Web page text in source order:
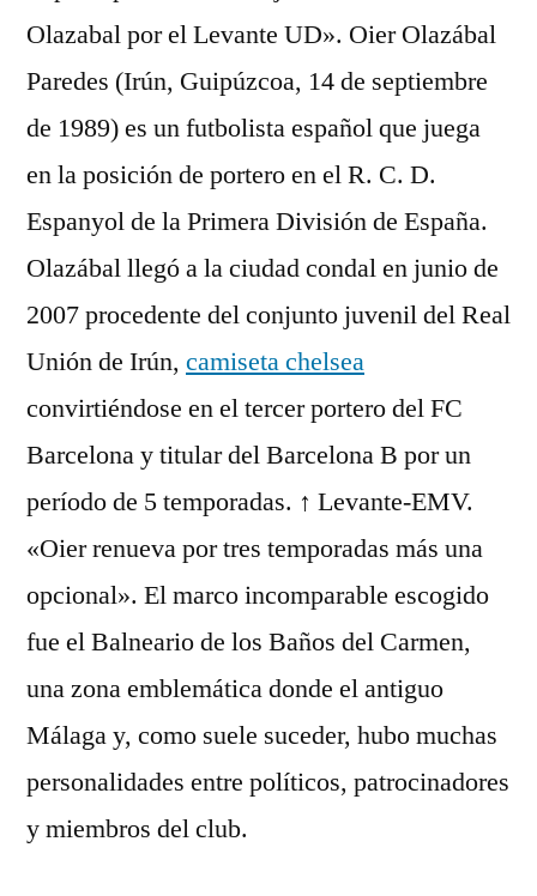
Olazabal por el Levante UD». Oier Olazábal
Paredes (Irún, Guipúzcoa, 14 de septiembre
de 1989) es un futbolista español que juega
en la posición de portero en el R. C. D.
Espanyol de la Primera División de España.
Olazábal llegó a la ciudad condal en junio de
2007 procedente del conjunto juvenil del Real
Unión de Irún, camiseta chelsea
convirtiéndose en el tercer portero del FC
Barcelona y titular del Barcelona B por un
período de 5 temporadas. ↑ Levante-EMV.
«Oier renueva por tres temporadas más una
opcional». El marco incomparable escogido
fue el Balneario de los Baños del Carmen,
una zona emblemática donde el antiguo
Málaga y, como suele suceder, hubo muchas
personalidades entre políticos, patrocinadores
y miembros del club.